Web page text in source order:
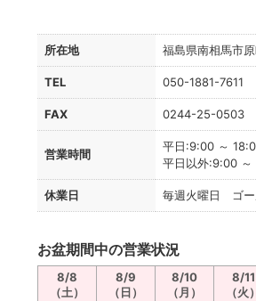
所在地 福島県南相馬市
TEL 050-1881-7611
FAX 0244-25-0503
営業時間
平日:9:00 ～
平日以外:9:00 ～
休業日 毎週火曜日 ゴ
お盆期間中の営業状況
8/8
（土）
8/9
（日）
8/10
（月）
8/11
（火）